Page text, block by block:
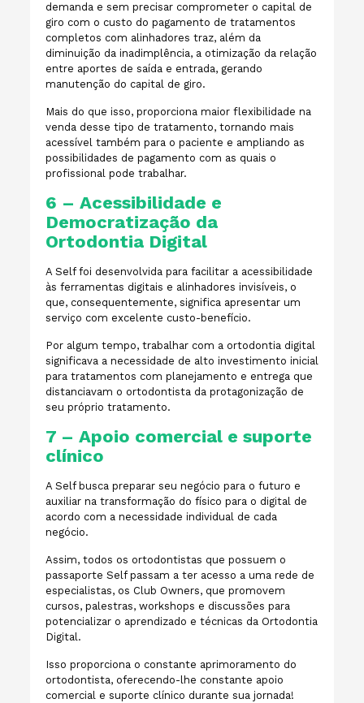
demanda e sem precisar comprometer o capital de
giro com o custo do pagamento de tratamentos
completos com alinhadores traz, além da
diminuição da inadimplência, a otimização da relação
entre aportes de saída e entrada, gerando
manutenção do capital de giro.
Mais do que isso, proporciona maior flexibilidade na
venda desse tipo de tratamento, tornando mais
acessível também para o paciente e ampliando as
possibilidades de pagamento com as quais o
profissional pode trabalhar.
6 – Acessibilidade e
Democratização da
Ortodontia Digital
A Self foi desenvolvida para facilitar a acessibilidade
às ferramentas digitais e alinhadores invisíveis, o
que, consequentemente, significa apresentar um
serviço com excelente custo-benefício.
Por algum tempo, trabalhar com a ortodontia digital
significava a necessidade de alto investimento inicial
para tratamentos com planejamento e entrega que
distanciavam o ortodontista da protagonização de
seu próprio tratamento.
7 – Apoio comercial e suporte
clínico
A Self busca preparar seu negócio para o futuro e
auxiliar na transformação do físico para o digital de
acordo com a necessidade individual de cada
negócio.
Assim, todos os ortodontistas que possuem o
passaporte Self passam a ter acesso a uma rede de
especialistas, os Club Owners, que promovem
cursos, palestras, workshops e discussões para
potencializar o aprendizado e técnicas da Ortodontia
Digital.
Isso proporciona o constante aprimoramento do
ortodontista, oferecendo-lhe constante apoio
comercial e suporte clínico durante sua jornada!